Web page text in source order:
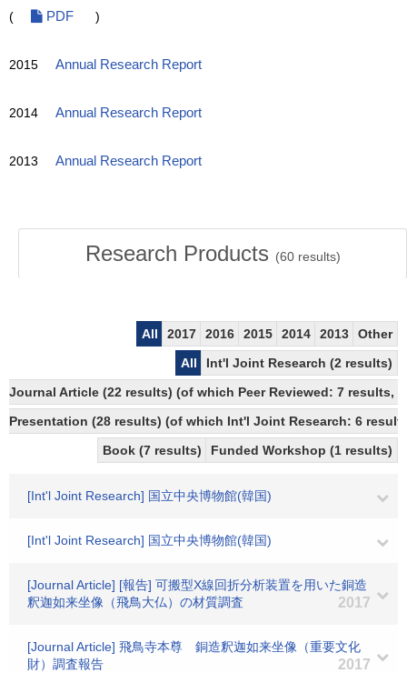
(
PDF )
2015 Annual Research Report
2014 Annual Research Report
2013 Annual Research Report
Research Products (60results)
All 2017 2016 2015 2014 2013
Other
All
Int'l Joint Research (2 results)
Journal Article (22 results) (of which Peer Reviewed: 7
Presentation (28 results) (of which Int'l Joint Research: 6
Book (7 results)
Funded Workshop (1 results)
[Int'l Joint Research] 国立中央博物館(韓国)
[Int'l Joint Research] 国立中央博物館(韓国)
[Journal Article] [報告] 可搬型X線回折分析装置を用いた銅造
釈迦如来坐像（飛鳥大仏）の材質調査
2017
[Journal Article] 飛鳥寺本尊 銅造釈迦如来坐像（重要文化
財）調査報告
2017